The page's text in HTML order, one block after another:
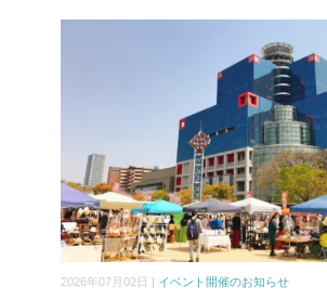
2026年07月02日 | イベント開催のお知らせ